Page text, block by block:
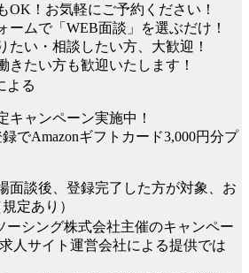
OK！お気軽にご予約ください！
ームで「WEB面談」を選ぶだけ！
たい・相談したい方、大歓迎！
きたい方も歓迎いたします！
よる
ャンペーン実施中！
でAmazonギフトカード3,000円分プ
面談後、登録完了した方が対象、お
定あり）
シング株式会社主催のキャンペー
人サイト運営会社による提供では